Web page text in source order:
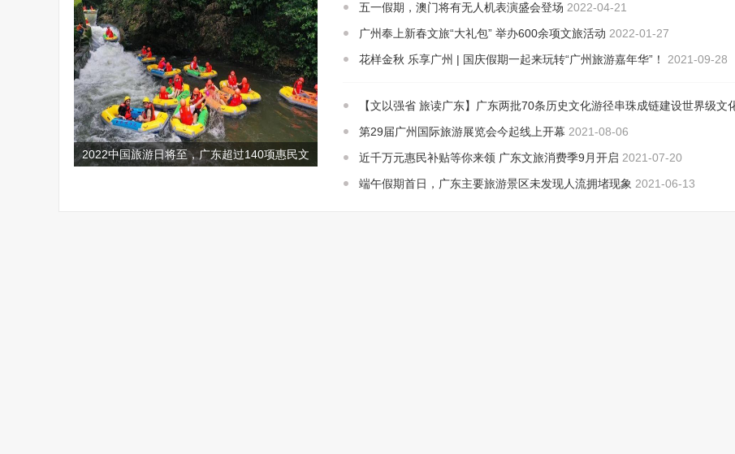
2022中国旅游日将至，广东超过140项惠民文
品” 2022-04-26
五一假期，澳门将有无人机表演盛会登场 2022-04-21
广州奉上新春文旅“大礼包” 举办600余项文旅活动 2022-01-27
花样金秋 乐享广州 | 国庆假期一起来玩转“广州旅游嘉年华”！
2021-09-28
【文以强省 旅读广东】广东两批70条历史文化游径串珠成链建设世界级文
游目的地 2021-08-13
第29届广州国际旅游展览会今起线上开幕 2021-08-06
近千万元惠民补贴等你来领 广东文旅消费季9月开启 2021-07-20
端午假期首日，广东主要旅游景区未发现人流拥堵现象 2021-06-13